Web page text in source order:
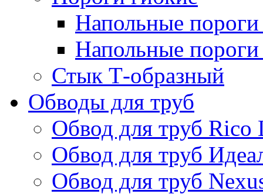
Напольные
Напольные
Стык Т-образный
Обводы для труб
Обвод для труб Rico
Обвод для труб
Обвод для труб